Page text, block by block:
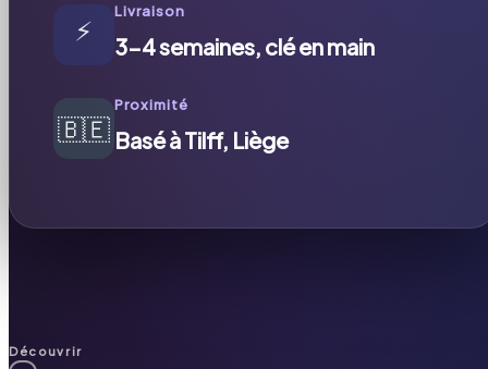
⚡
Livraison
3-4 semaines, clé en main
🇧🇪
Proximité
Basé à Tilff, Liège
Découvrir